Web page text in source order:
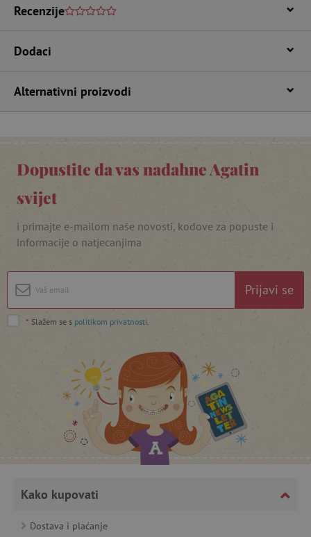
Recenzije
Dodaci
Alternativni proizvodi
Dopustite da vas nadahne Agatin
svijet
i primajte e-mailom naše novosti, kodove za popuste i
informacije o natjecanjima
Prijavi se
* Slažem se s politikom privatnosti
Kako kupovati
Dostava i plaćanje
funkcionalnost internetske stranice, kao što su
npr. upis korisnika na stranici te uređivanje
računa. Internetsku stranicu ne možete
Pružatelj usluga/
www.agatinsvijet.hr
www.agatinsvijet.hr
featureFlagCheckoutExperimentVariant
Googleovu politiku privatnosti